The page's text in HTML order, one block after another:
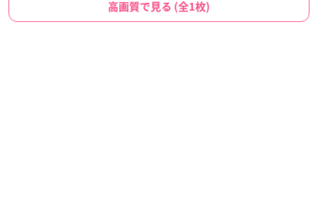
高画質で見る (全1枚)